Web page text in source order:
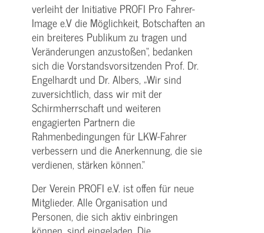
verleiht der Initiative PROFI Pro Fahrer-
Image e.V die Möglichkeit, Botschaften an
ein breiteres Publikum zu tragen und
Veränderungen anzustoßen“, bedanken
sich die Vorstandsvorsitzenden Prof. Dr.
Engelhardt und Dr. Albers, „Wir sind
zuversichtlich, dass wir mit der
Schirmherrschaft und weiteren
engagierten Partnern die
Rahmenbedingungen für LKW-Fahrer
verbessern und die Anerkennung, die sie
verdienen, stärken können.“
Der Verein PROFI e.V. ist offen für neue
Mitglieder. Alle Organisation und
Personen, die sich aktiv einbringen